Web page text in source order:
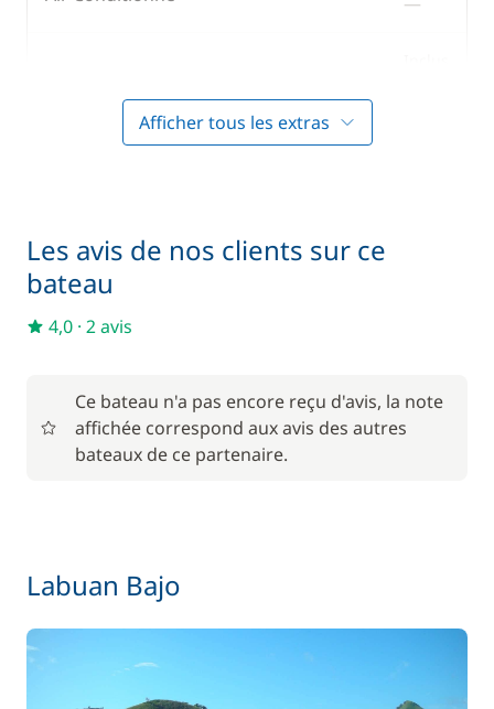
Machine à café
Réfrigérateur
éléctrique
Cuisinier (repas non inclus)
Hôtesse (repas non inclus)
Moteur Hors Bord
Afficher tous les extras
Les avis de nos clients sur ce
bateau
4,0 · 2 avis
Ce bateau n'a pas encore reçu d'avis, la note
affichée correspond aux avis des autres
bateaux de ce partenaire.
Labuan Bajo